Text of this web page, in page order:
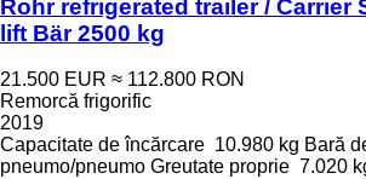
Rohr refrigerated trailer / Carrier
lift Bär 2500 kg
21.500 EUR ≈ 112.800 RON
Remorcă frigorific
2019
Capacitate de încărcare 10.980 kg Bară
pneumo/pneumo Greutate proprie 7.020